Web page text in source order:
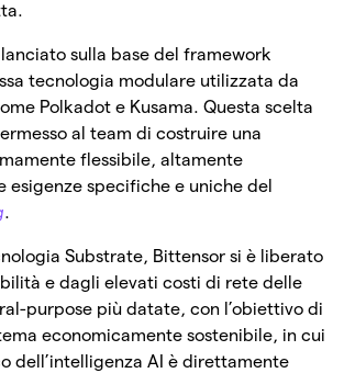
sulla base del framework
tecnologia modulare utilizzata da
Polkadot e Kusama. Questa scelta
al team di costruire una
flessibile, altamente
esigenze specifiche e uniche del
.
Substrate, Bittensor si è liberato
e dagli elevati costi di rete delle
purpose più datate, con l’obiettivo di
economicamente sostenibile, in cui
dell’intelligenza AI è direttamente